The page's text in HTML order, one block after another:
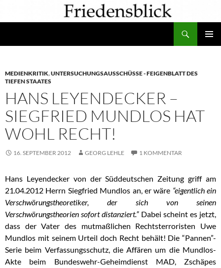
MEDIENKRITIK,UNTERSUCHUNGSAUSSCHÜSSE - FEIGENBLATT DES
TIEFEN STAATES
HANS LEYENDECKER –
SIEGFRIED MUNDLOS HAT
WOHL RECHT!
16. SEPTEMBER 2012 GEORG LEHLE 1 KOMMENTAR
Hans Leyendecker von der Süddeutschen Zeitung griff am
21.04.2012 Herrn Siegfried Mundlos an, er wäre “eigentlich ein
Verschwörungstheoretiker, der sich von seinen
Verschwörungstheorien sofort distanziert.”Dabei scheint es jetzt,
dass der Vater des mutmaßlichen Rechtsterroristen Uwe
Mundlos mit seinem Urteil doch Recht behält! Die “Pannen”-
Serie beim Verfassungsschutz, die Affären um die Mundlos-
Akte beim Bundeswehr-Geheimdienst MAD, Zschäpes